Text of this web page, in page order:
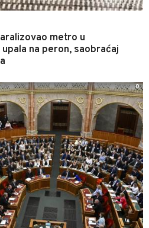
metro u
na peron, saobraćaj
0